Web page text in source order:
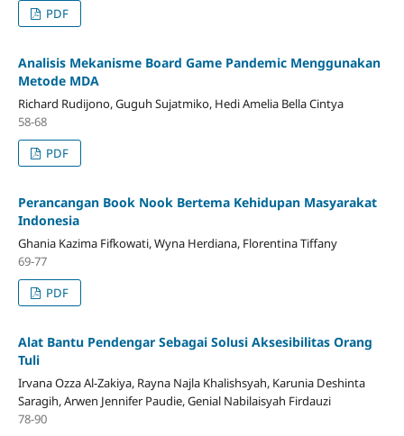
PDF
Analisis Mekanisme Board Game Pandemic Menggunakan
Metode MDA
Richard Rudijono, Guguh Sujatmiko, Hedi Amelia Bella Cintya
58-68
PDF
Perancangan Book Nook Bertema Kehidupan Masyarakat
Indonesia
Ghania Kazima Fifkowati, Wyna Herdiana, Florentina Tiffany
69-77
PDF
Alat Bantu Pendengar Sebagai Solusi Aksesibilitas Orang
Tuli
Irvana Ozza Al-Zakiya, Rayna Najla Khalishsyah, Karunia Deshinta
Saragih, Arwen Jennifer Paudie, Genial Nabilaisyah Firdauzi
78-90